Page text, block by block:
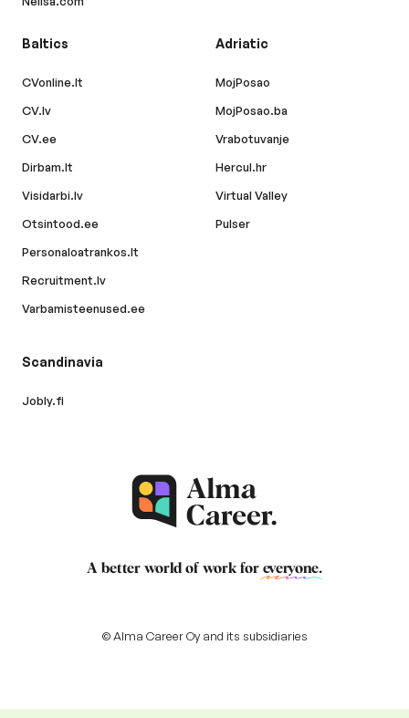
Baltics
CVonline.lt
CV.lv
CV.ee
Dirbam.lt
Visidarbi.lv
Otsintood.ee
Personaloatrankos.lt
Recruitment.lv
Varbamisteenused.ee
Adriatic
MojPosao
MojPosao.ba
Vrabotuvanje
Hercul.hr
Virtual Valley
Pulser
Scandinavia
Jobly.fi
A better world of work for everyone.
© Alma Career Oy and its subsidiaries